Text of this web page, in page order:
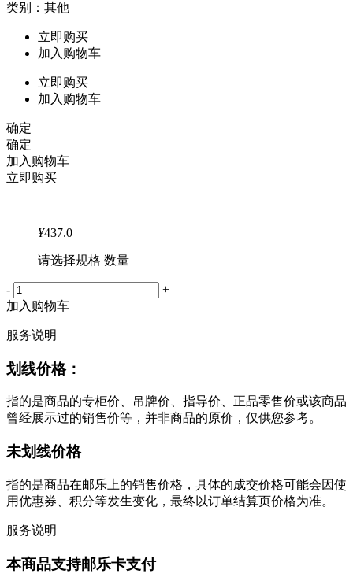
类别：其他
立即购买
加入购物车
立即购买
加入购物车
确定
确定
加入购物车
立即购买
¥437.0
请选择规格 数量
-
+
加入购物车
服务说明
划线价格：
指的是商品的专柜价、吊牌价、指导价、正品零售价或该商品
曾经展示过的销售价等，并非商品的原价，仅供您参考。
未划线价格
指的是商品在邮乐上的销售价格，具体的成交价格可能会因使
用优惠券、积分等发生变化，最终以订单结算页价格为准。
服务说明
本商品支持邮乐卡支付